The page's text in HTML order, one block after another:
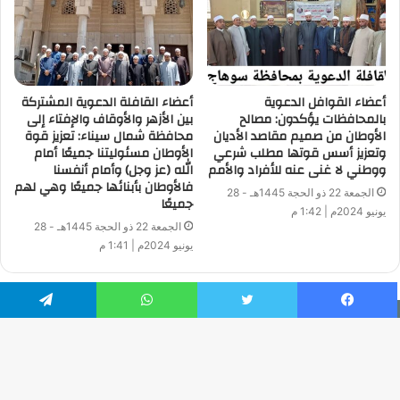
أعضاء القوافل الدعوية
بالمحافظات يؤكدون: مصالح
الأوطان من صميم مقاصد الأديان
وتعزيز أسس قوتها مطلب شرعي
ووطني لا غنى عنه للأفراد والأمم
الجمعة 22 ذو الحجة 1445هـ - 28
يونيو 2024م | 1:42 م
أعضاء القافلة الدعوية المشتركة
بين الأزهر والأوقاف والإفتاء إلى
محافظة شمال سيناء: تعزيز قوة
الأوطان مسئوليتنا جميعًا أمام
الله (عز وجل) وأمام أنفسنا
فالأوطان بأبنائها جميعًا وهي لهم
جميعًا
الجمعة 22 ذو الحجة 1445هـ - 28
يونيو 2024م | 1:41 م
فيسبوك تويتر واتساب تيلقرام